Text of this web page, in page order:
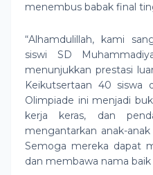
menembus babak final
“Alhamdulillah, kami
siswi SD
menunjukkan prestasi
Keikutsertaan 40 siswa
Olimpiade ini menjadi
kerja keras, dan
mengantarkan anak-
Semoga mereka dapat
dan membawa nama baik